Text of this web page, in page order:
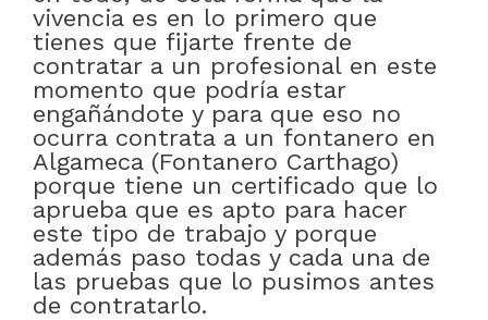
vivencia es en lo primero que
tienes que fijarte frente de
contratar a un profesional en este
momento que podría estar
engañándote y para que eso no
ocurra contrata a un fontanero en
Algameca (Fontanero Carthago)
porque tiene un certificado que lo
aprueba que es apto para hacer
este tipo de trabajo y porque
además paso todas y cada una de
las pruebas que lo pusimos antes
de contratarlo.